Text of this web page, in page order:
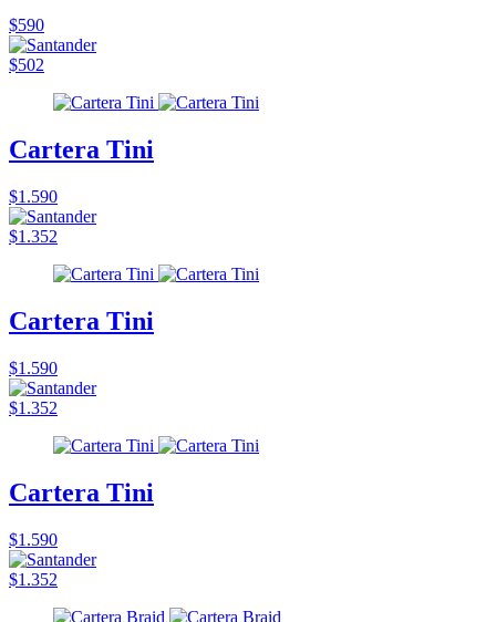
$590
$502
Cartera Tini
$1.590
$1.352
Cartera Tini
$1.590
$1.352
Cartera Tini
$1.590
$1.352